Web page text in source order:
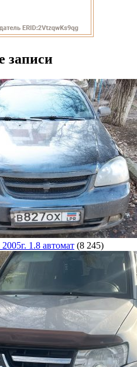
записи
1.8 автомат (8 245)